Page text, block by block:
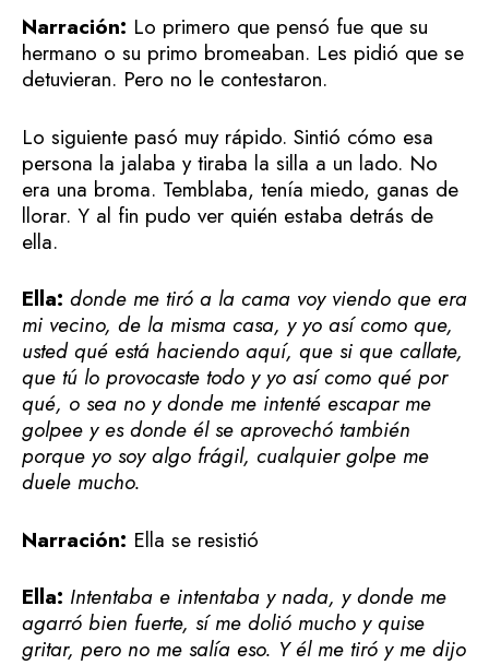
Narración: Lo primero que pensó fue que su
hermano o su primo bromeaban. Les pidió que se
detuvieran. Pero no le contestaron.
Lo siguiente pasó muy rápido. Sintió cómo esa
persona la jalaba y tiraba la silla a un lado. No
era una broma. Temblaba, tenía miedo, ganas de
llorar. Y al fin pudo ver quién estaba detrás de
ella.
Ella: donde me tiró a la cama voy viendo que era
mi vecino, de la misma casa, y yo así como que,
usted qué está haciendo aquí, que si que callate,
que tú lo provocaste todo y yo así como qué por
qué, o sea no y donde me intenté escapar me
golpee y es donde él se aprovechó también
porque yo soy algo frágil, cualquier golpe me
duele mucho.
Narración: Ella se resistió
Ella: Intentaba e intentaba y nada, y donde me
agarró bien fuerte, sí me dolió mucho y quise
gritar, pero no me salía eso. Y él me tiró y me dijo